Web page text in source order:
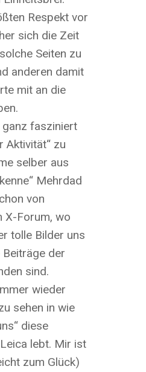
Respekt vor
sich die Zeit
Seiten zu
anderen damit
mit an die
ganz fasziniert
Aktivität“ zu
selber aus
Mehrdad
von
X-Forum, wo
tolle Bilder uns
der
sind.
wieder
sehen in wie
diese
lebt. Mir ist
zum Glück)